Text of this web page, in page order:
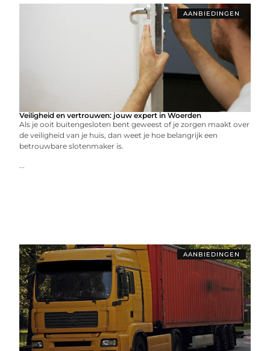
AANBIEDINGEN
Veiligheid en vertrouwen: jouw expert in Woerden
Als je ooit buitengesloten bent geweest of je zorgen maakt over
de veiligheid van je huis, dan weet je hoe belangrijk een
betrouwbare slotenmaker is.
...
AANBIEDINGEN